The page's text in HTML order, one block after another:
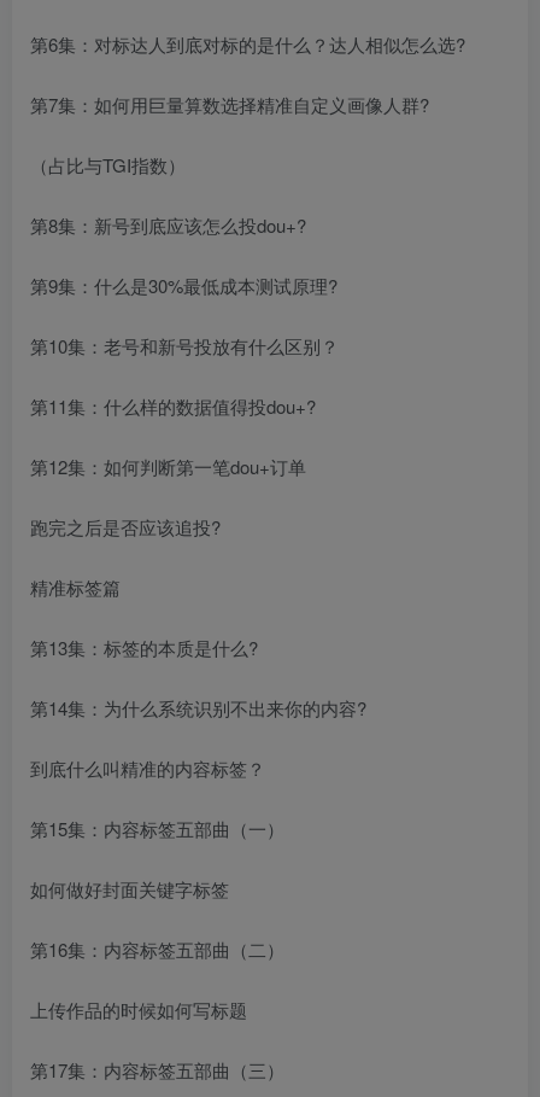
第6集：对标达人到底对标的是什么？达人相似怎么选?
第7集：如何用巨量算数选择精准自定义画像人群?
（占比与TGI指数）
第8集：新号到底应该怎么投dou+?
第9集：什么是30%最低成本测试原理?
第10集：老号和新号投放有什么区别？
第11集：什么样的数据值得投dou+?
第12集：如何判断第一笔dou+订单
跑完之后是否应该追投?
精准标签篇
第13集：标签的本质是什么?
第14集：为什么系统识别不出来你的内容?
到底什么叫精准的内容标签？
第15集：内容标签五部曲（一）
如何做好封面关键字标签
第16集：内容标签五部曲（二）
上传作品的时候如何写标题
第17集：内容标签五部曲（三）